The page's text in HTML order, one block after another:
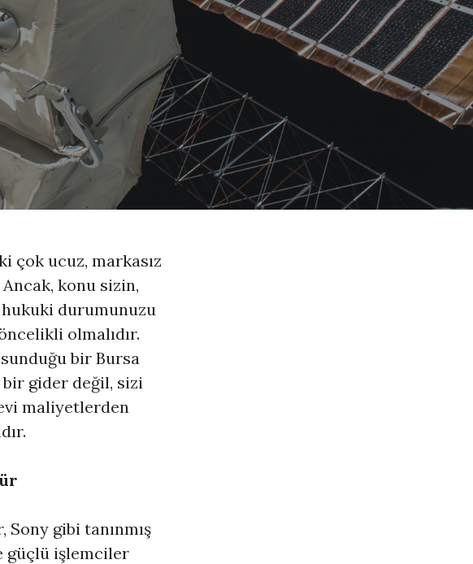
çok ucuz, markasız
konu sizin,
hukuki durumunuzu
olmalıdır.
birBursa
bir gider değil, sizi
maliyetlerden
gibi tanınmış
güçlü işlemciler